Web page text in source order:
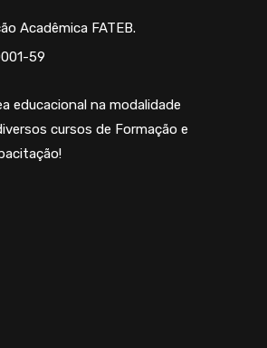
Acadêmica FATEB.
59
educacional na modalidade
cursos de Formação e